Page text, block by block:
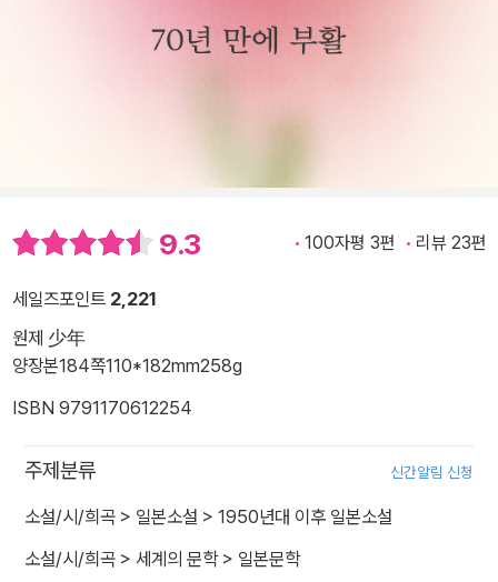
9.3 100자평 3편 리뷰 23편
세일즈포인트 2,221
원제 少年
양장본184쪽110*182mm258g
ISBN 9791170612254
주제분류 신간알림 신청
소설/시/희곡 > 일본소설 > 1950년대 이후 일본소설
소설/시/희곡 > 세계의 문학> 일본문학